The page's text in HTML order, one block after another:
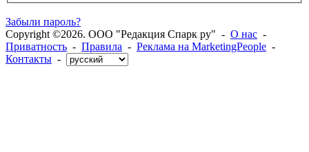
Забыли пароль?
Copyright ©2026. ООО "Редакция Спарк ру" - О нас -
Приватность - Правила - Реклама на MarketingPeople -
Контакты -